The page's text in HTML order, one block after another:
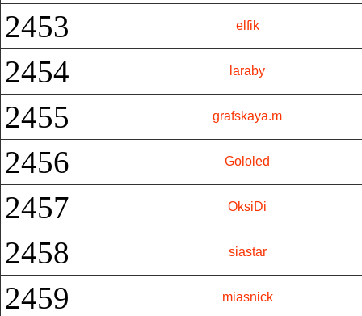
2453 elfik
2454 laraby
2455 grafskaya.m
2456 Gololed
2457 OksiDi
2458 siastar
2459 miasnick